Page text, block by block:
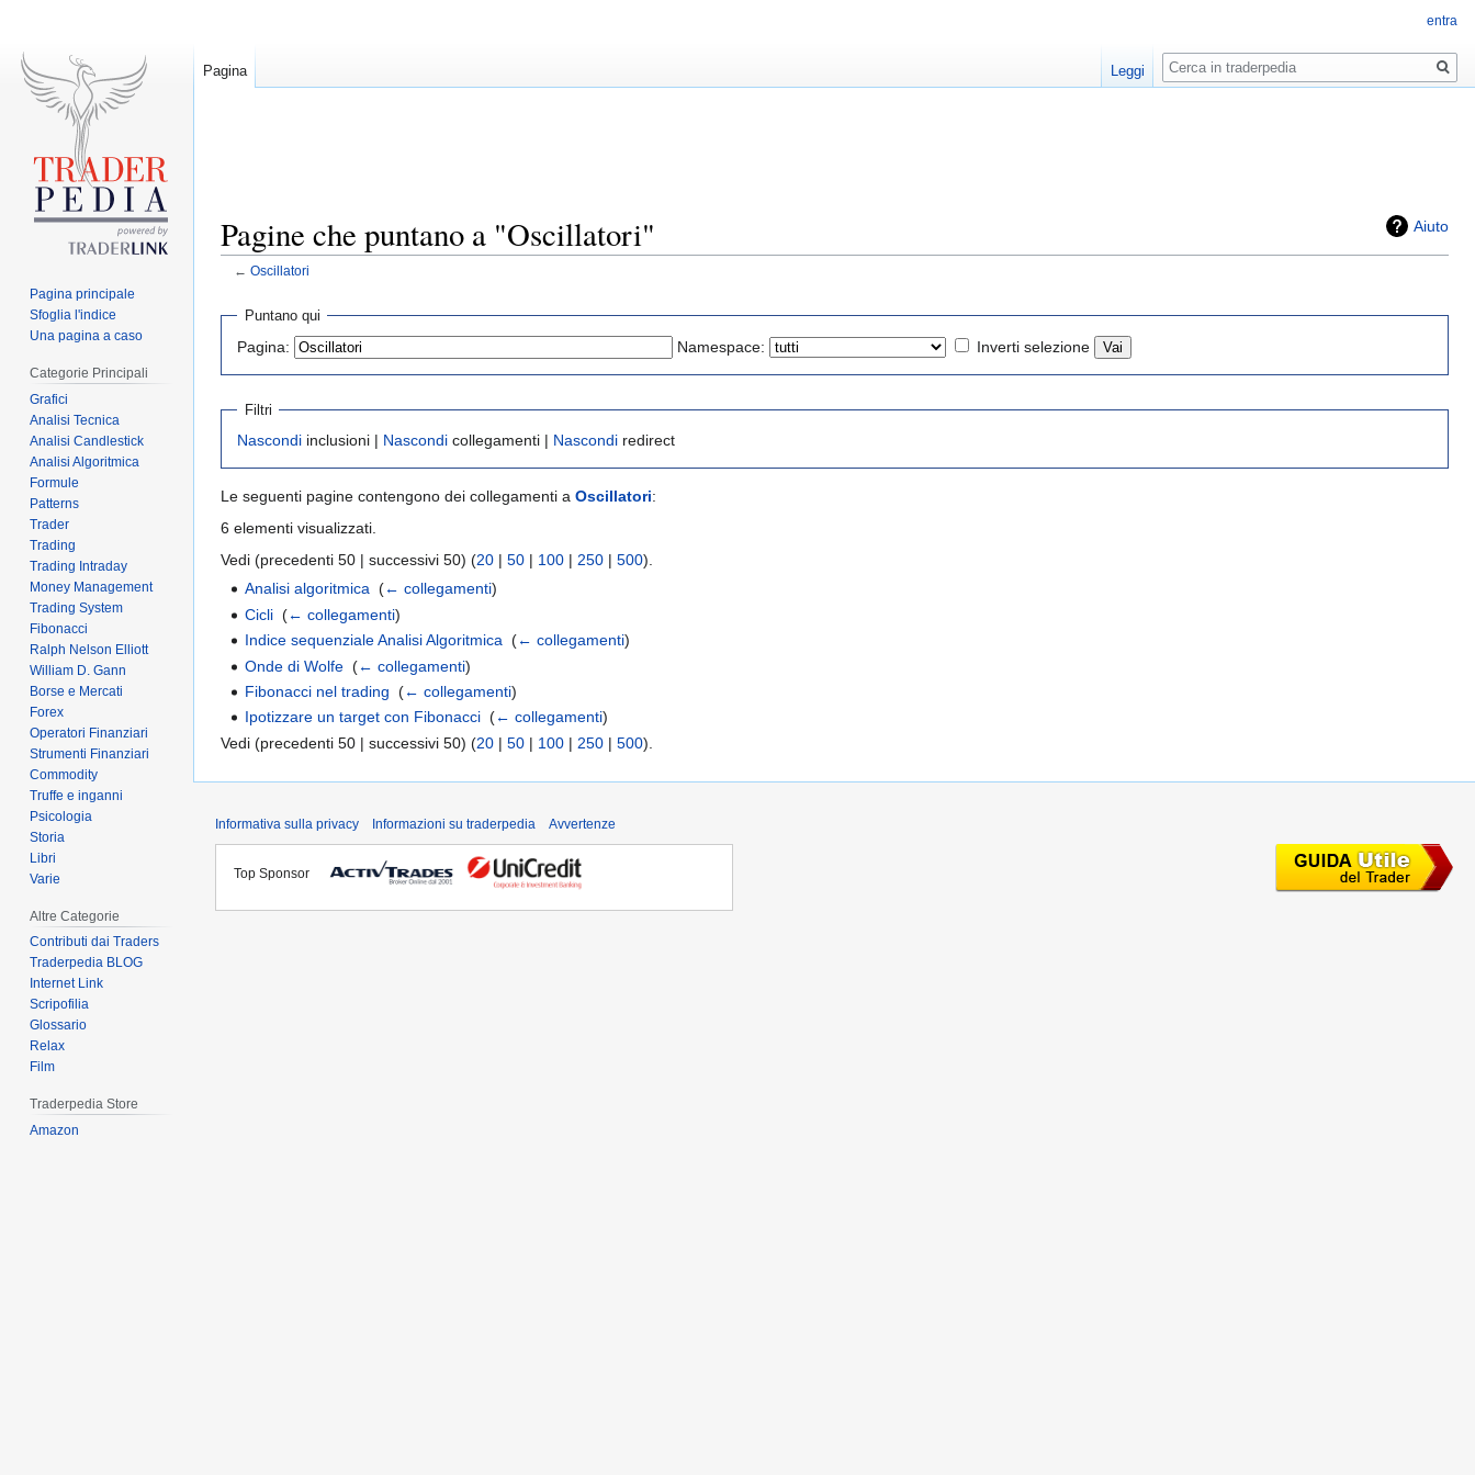
Aiuto
Pagine che puntano a "Oscillatori"
← Oscillatori
Jump
navigation
Jump
search
Puntano qui
Pagina: Namespace: Inverti selezione
Filtri
Nascondi inclusioni | Nascondi collegamenti | Nascondi redirect
Le seguenti pagine contengono dei collegamenti a Oscillatori:
6 elementi visualizzati.
Vedi (precedenti 50 | successivi 50) (20 | 50 | 100 | 250 | 500).
Analisi algoritmica ‎(← collegamenti)
Cicli ‎(← collegamenti)
Indice sequenziale Analisi Algoritmica ‎(← collegamenti)
Onde di Wolfe ‎(← collegamenti)
Fibonacci nel trading ‎(← collegamenti)
Ipotizzare un target con Fibonacci ‎(← collegamenti)
Vedi (precedenti 50 | successivi 50) (20 | 50 | 100 | 250 | 500).
entra
Pagina Leggi
Ricerca
Pagina principale
Sfoglia l'indice
Una pagina a caso
Categorie Principali
Grafici
Analisi Tecnica
Analisi Candlestick
Analisi Algoritmica
Formule
Patterns
Trader
Trading
Trading Intraday
Money Management
Trading System
Fibonacci
Ralph Nelson Elliott
William D. Gann
Borse e Mercati
Forex
Operatori Finanziari
Strumenti Finanziari
Commodity
Truffe e inganni
Psicologia
Storia
Libri
Varie
Altre Categorie
Contributi dai Traders
Traderpedia BLOG
Internet Link
Scripofilia
Glossario
Relax
Film
Traderpedia Store
Amazon
Informativa sulla privacy Informazioni su traderpedia Avvertenze
Top Sponsor